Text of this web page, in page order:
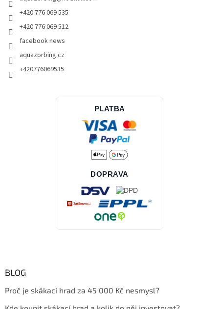
+420 776 069 535
+420 776 069 512
facebook news
aquazorbing.cz
+420776069535
PLATBA
DOPRAVA
BLOG
Proč je skákací hrad za 45 000 Kč nesmysl?